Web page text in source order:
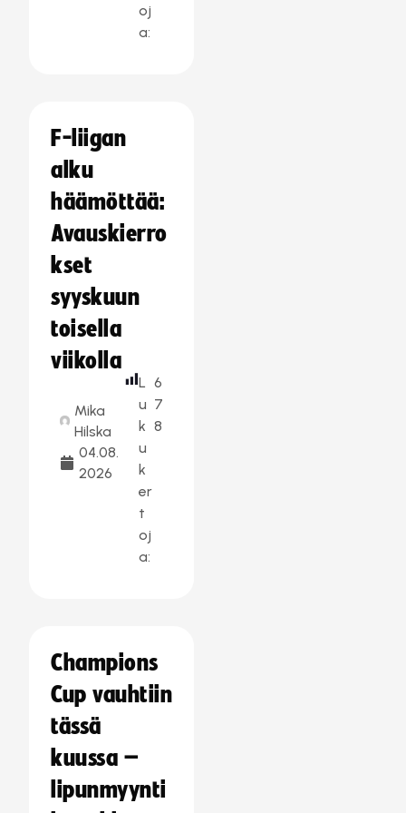
oj
a:
F-liigan
alku
häämöttää:
Avauskierro
kset
syyskuun
toisella
viikolla
Mika
Hilska
04.08.
2026
L
u
k
u
k
er
t
oj
a:
6
7
8
Champions
Cup vauhtiin
tässä
kuussa –
lipunmyynti